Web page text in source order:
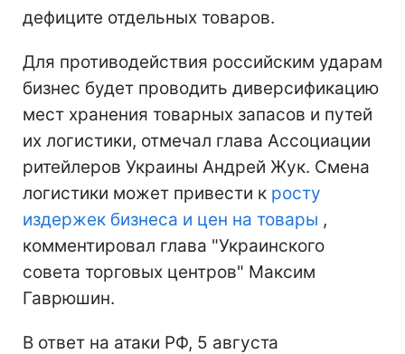
дефиците отдельных товаров.
Для противодействия российским ударам
бизнес будет проводить диверсификацию
мест хранения товарных запасов и путей
их логистики, отмечал глава Ассоциации
ритейлеров Украины Андрей Жук. Смена
логистики может привести к росту
издержек бизнеса и цен на товары ,
комментировал глава "Украинского
совета торговых центров" Максим
Гаврюшин.
В ответ на атаки РФ, 5 августа